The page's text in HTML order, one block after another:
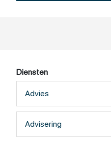
te zijn. Ook een
zeker nu door de
tot kritisch kijken naar de
Een adviestraject begint
Diensten
Advies
Advisering